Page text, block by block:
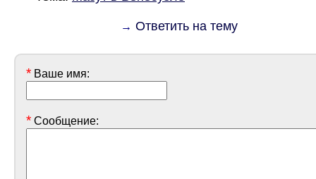
→ Ответить на тему
* Ваше имя:
* Сообщение: